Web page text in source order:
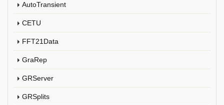
AutoTransient
CETU
FFT21Data
GraRep
GRServer
GRSplits